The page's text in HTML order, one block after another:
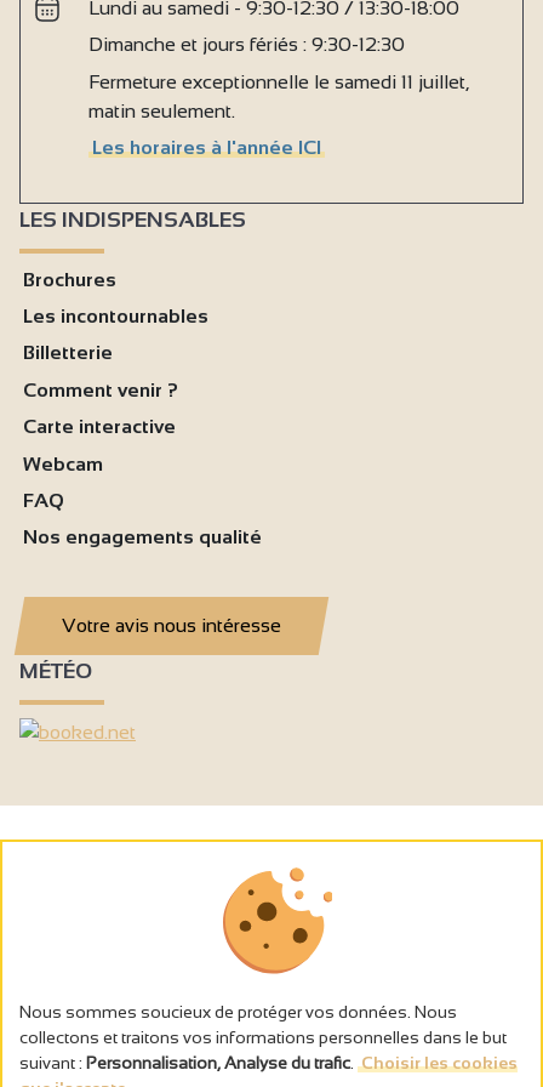
Lundi au samedi - 9:30-12:30 / 13:30-18:00
Dimanche et jours fériés : 9:30-12:30
Fermeture exceptionnelle le samedi 11 juillet,
matin seulement.
Les horaires à l'année ICI
LES INDISPENSABLES
Brochures
Les incontournables
Billetterie
Comment venir ?
Carte interactive
Webcam
FAQ
Nos engagements qualité
Votre avis nous intéresse
MÉTÉO
Nous sommes soucieux de protéger vos données. Nous
collectons et traitons vos informations personnelles dans le but
suivant : Personnalisation, Analyse du trafic Choisir les cookies